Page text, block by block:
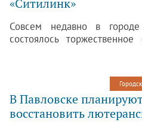
сфере.
«Ситилинк»
Совсем недавно в
состоялось торжественное
уникальную
заказ качественной
доступным ценам прямо из
офиса.
В Павловске
восстановить